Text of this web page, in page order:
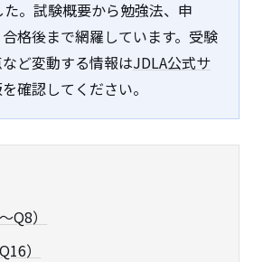
。試験概要から勉強法、申
格後まで網羅しています。受験
ど変動する情報はJDLA公式サ
確認してください。
Q8）
）